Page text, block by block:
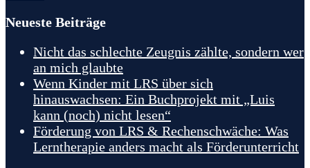
Neueste Beiträge
Nicht das schlechte Zeugnis zählte, sondern wer
an mich glaubte
Wenn Kinder mit LRS über sich
hinauswachsen: Ein Buchprojekt mit „Luis
kann (noch) nicht lesen“
Förderung von LRS & Rechenschwäche: Was
Lerntherapie anders macht als Förderunterricht